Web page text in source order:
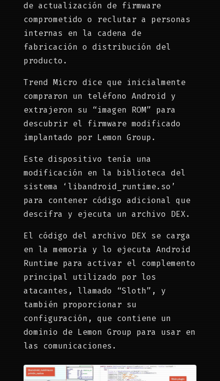
de actualización de firmware
comprometido o reclutar a personas
internas en la cadena de
fabricación o distribución del
producto.
Trend Micro dice que inicialmente
compraron un teléfono Android y
extrajeron su “imagen ROM” para
descubrir el firmware modificado
implantado por Lemon Group.
Este dispositivo tenía una
modificación en la biblioteca del
sistema ‘libandroid_runtime.so’
para contener código adicional que
descifra y ejecuta un archivo DEX.
El código del archivo DEX se carga
en la memoria y lo ejecuta Android
Runtime para activar el complemento
principal utilizado por los
atacantes, llamado “Sloth”, y
también proporcionar su
configuración, que contiene un
dominio de Lemon Group para usar en
las comunicaciones.